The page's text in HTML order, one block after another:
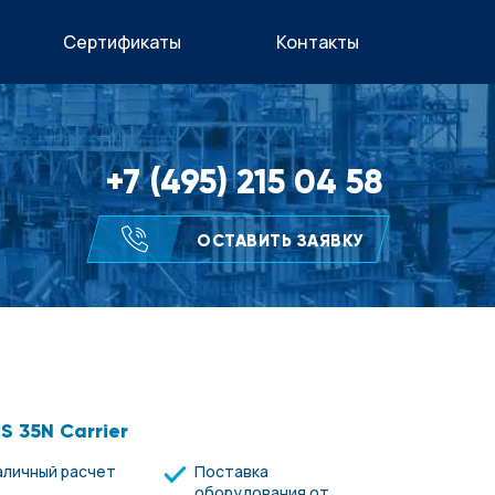
Сертификаты Контакты
+7 (495) 215 04 58
ОСТАВИТЬ ЗАЯВКУ
35N Carrier
расчет
Поставка